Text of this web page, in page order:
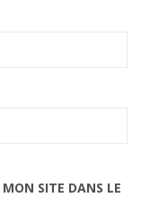
SITE DANS LE